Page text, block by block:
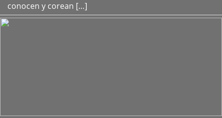
conocen y corean […]